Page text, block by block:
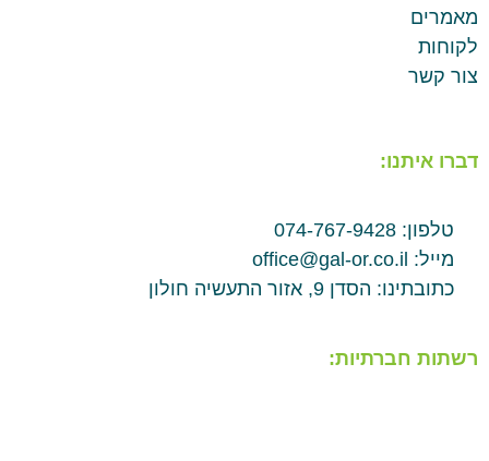
מאמרים
לקוחות
צור קשר
דברו איתנו:
טלפון: 074-767-9428
מייל: office@gal-or.co.il
כתובתינו: הסדן 9, אזור התעשיה חולון
רשתות חברתיות: